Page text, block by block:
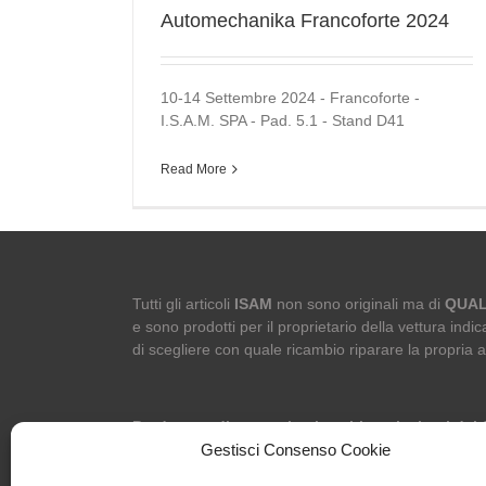
Gestisci Consenso Cookie
Automechanika Francoforte 2024
10-14 Settembre 2024 - Francoforte -
I.S.A.M. SPA - Pad. 5.1 - Stand D41
Read More
Tutti gli articoli ISAM non sono originali ma di
e sono prodotti per il proprietario della vettura
di scegliere con quale ricambio riparare la propria
Produttore di paraurti e ricambi equivalenti dal
I.S.A.M. S.p.A.
Via Cristina di Belgioioso, 6 – 20085 Locate di